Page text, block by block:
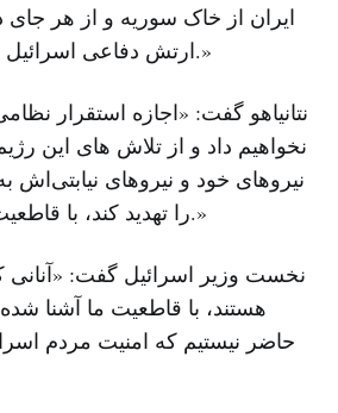
ایران از خاک سوریه و از هر جای
ارتش دفاعی اسرائیل روبرو خواهند گشت.»
نتانیاهو گفت: «اجازه استقرار
نخواهیم داد و از تلاش های این
نیروهای خود و نیروهای نیابتی‌اش
را تهدید کند، با قاطعیت جلوگیری می کنیم.»
نخست وزیر اسرائیل گفت: «آنانی
هستند، با قاطعیت ما آشنا
حاضر نیستیم که امنیت مردم